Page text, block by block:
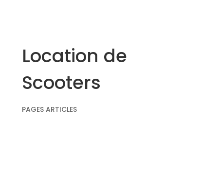
Location de
Scooters
PAGES ARTICLES